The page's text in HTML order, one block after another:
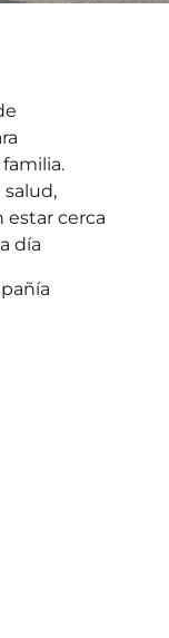
salud,
estar cerca
día